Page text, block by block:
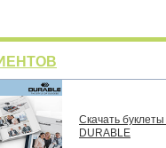
Скачать буклеты
DURABLE